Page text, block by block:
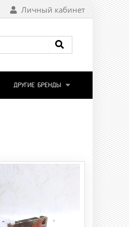
Личный кабинет
ДРУГИЕ БРЕНДЫ